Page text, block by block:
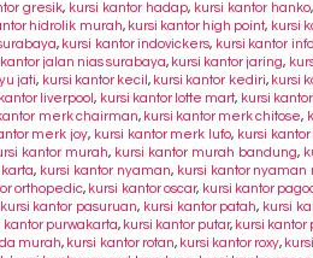
gresik, kursi kantor hadap, kursi kantor hanko,
hidrolik murah, kursi kantor high point, kursi
, kursi kantor indovickers, kursi kantor
jalan nias surabaya, kursi kantor jaring,
jati, kursi kantor kecil , kursi kantor kediri, kursi
liverpool, kursi kantor lotte mart, kursi
merk chairman, kursi kantor merk chitose,
merk joy, kursi kantor merk lufo, kursi
kantor murah, kursi kantor murah bandung,
, kursi kantor nyaman, kursi kantor nyaman
orthopedic, kursi kantor oscar, kursi kantor
kursi kantor pasuruan, kursi kantor patah, kursi
kantor purwakarta, kursi kantor putar, kursi kantor
murah, kursi kantor rotan, kursi kantor roxy,